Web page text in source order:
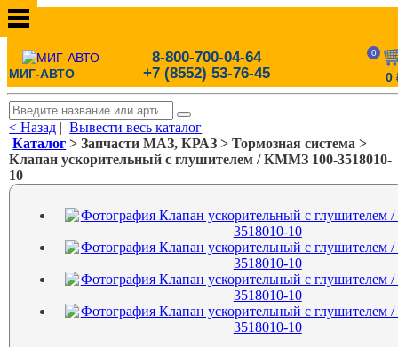
МИГ-АВТО
8-800-700-04-64
+7 (8552) 53-76-45
0
0
< Назад |Вывести весь каталог
Каталог > Запчасти МАЗ, КРАЗ > Тормозная система >
Клапан ускорительный с глушителем / КММЗ 100-3518010-
10